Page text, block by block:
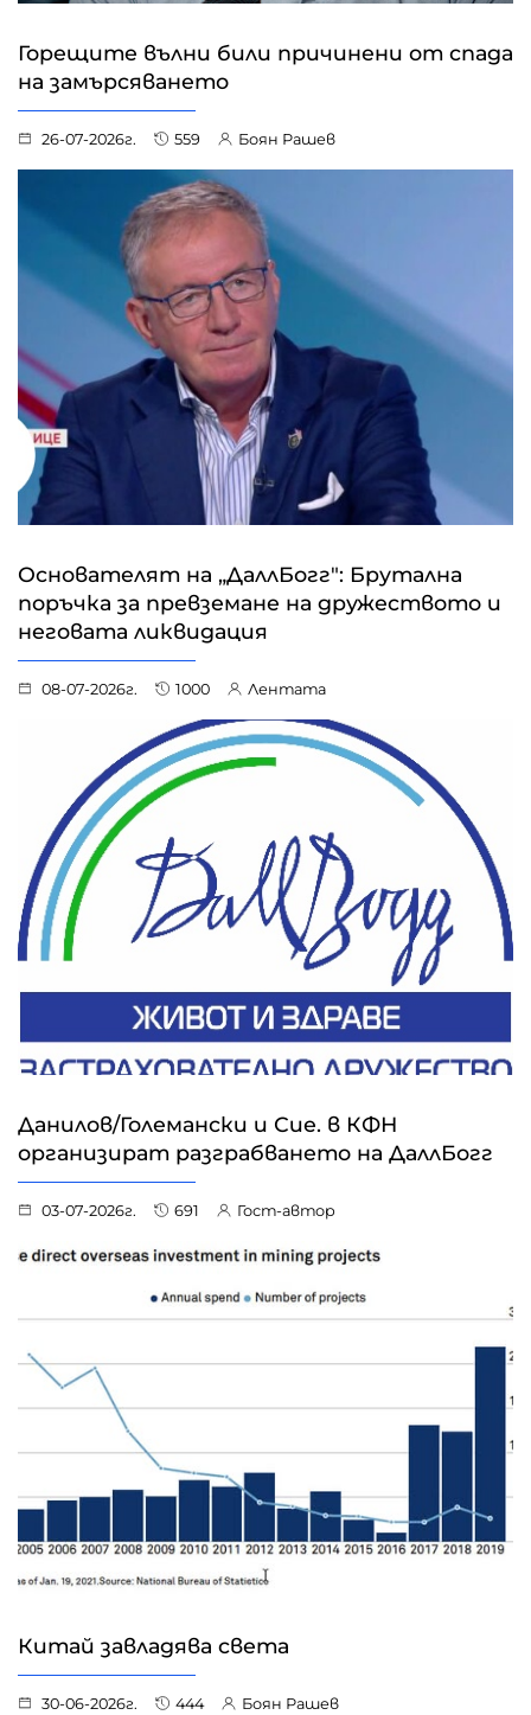
Горещите вълни били причинени от спада
на замърсяването
26-07-2026г. 559 Боян Рашев
Основателят на „ДаллБогг": Брутална
поръчка за превземане на дружеството и
неговата ликвидация
08-07-2026г. 1000 Лентата
Данилов/Големански и Сие. в КФН
организират разграбването на ДаллБогг
03-07-2026г. 691 Гост-автор
Китай завладява света
30-06-2026г. 444 Боян Рашев